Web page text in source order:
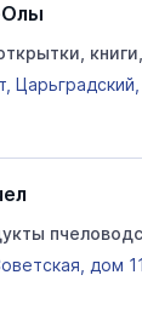
изделия,
дом